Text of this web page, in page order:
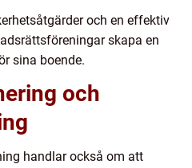
och en effektiv
skapa en
sina boende.
och
handlar också om att